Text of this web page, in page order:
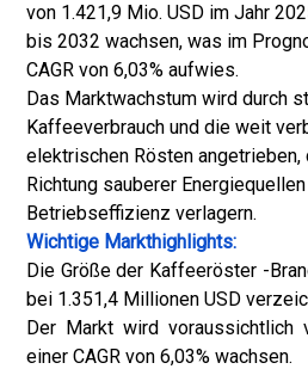
von 1.421,9 Mio. USD im Jahr
bis 2032 wachsen, was im
CAGR von 6,03% aufwies.
Das Marktwachstum wird durch
Kaffeeverbrauch und die weit
elektrischen Rösten
Richtung sauberer
Betriebseffizienz verlagern.
Wichtige Markthighlights:
Die Größe der Kaffeeröster -
bei 1.351,4 Millionen USD
Der Markt wird
einer CAGR von 6,03% wachsen.